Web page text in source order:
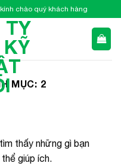
chào quý khách hàng
TY
MỤC: 2
thấy những gì bạn
giúp ích.